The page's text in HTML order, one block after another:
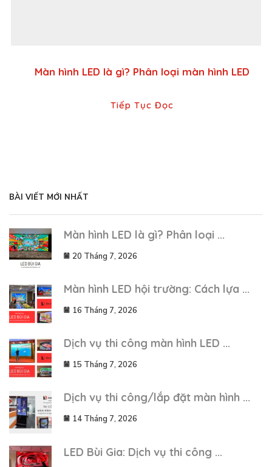
Màn hình LED là gì? Phân loại màn hình LED
Tiếp Tục Đọc
BÀI VIẾT MỚI NHẤT
Màn hình LED là gì? Phân loại ...
20 Tháng 7, 2026
Màn hình LED hội trường: Cách lựa ...
16 Tháng 7, 2026
Dịch vụ thi công màn hình LED ...
15 Tháng 7, 2026
Dịch vụ thi công/lắp đặt màn hình ...
14 Tháng 7, 2026
LED Bùi Gia: Dịch vụ thi công ...